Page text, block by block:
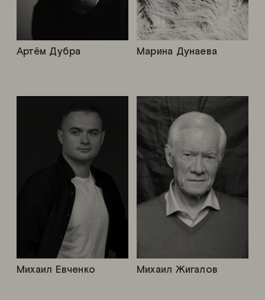
Артём Дубра
Михаил Жигалов
Михаил Евченко
Марина Дунаева